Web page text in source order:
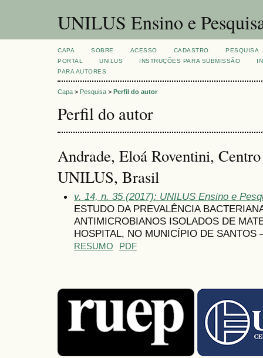
UNILUS Ensino e
CAPA SOBRE ACESSO CADASTRO
PESQUISA
PORTAL
UNILUS INSTRUÇÕES PARA SUBMISSÃO
PARA AUTORES
Capa > Pesquisa > Perfil do autor
Perfil do autor
Andrade, Eloá Roventini,
UNILUS, Brasil
v. 14, n. 35 (2017): UNILUS Ensino e
ESTUDO DA PREVALÊNCIA
ANTIMICROBIANOS ISOLADOS DE
HOSPITAL, NO MUNICÍPIO DE SANTOS
RESUMO PDF